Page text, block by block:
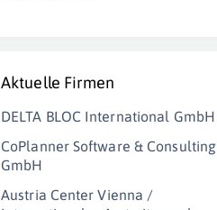
Aktuelle Firmen
DELTA BLOC International GmbH
CoPlanner Software & Consulting
GmbH
Austria Center Vienna /